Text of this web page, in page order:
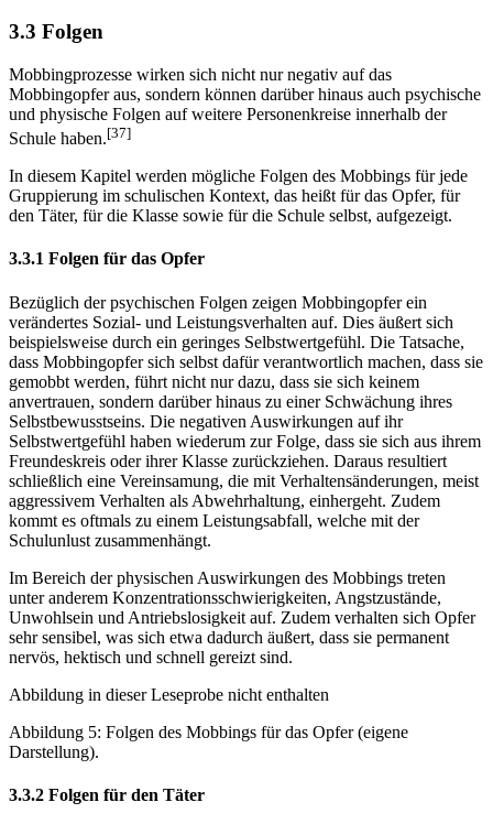
3.3 Folgen
Mobbingprozesse wirken sich nicht nur negativ auf das
Mobbingopfer aus, sondern können darüber hinaus auch psychische
und physische Folgen auf weitere Personenkreise innerhalb der
Schule haben.[37]
In diesem Kapitel werden mögliche Folgen des Mobbings für jede
Gruppierung im schulischen Kontext, das heißt für das Opfer, für
den Täter, für die Klasse sowie für die Schule selbst, aufgezeigt.
3.3.1 Folgen für das Opfer
Bezüglich der psychischen Folgen zeigen Mobbingopfer ein
verändertes Sozial- und Leistungsverhalten auf. Dies äußert sich
beispielsweise durch ein geringes Selbstwertgefühl. Die Tatsache,
dass Mobbingopfer sich selbst dafür verantwortlich machen, dass sie
gemobbt werden, führt nicht nur dazu, dass sie sich keinem
anvertrauen, sondern darüber hinaus zu einer Schwächung ihres
Selbstbewusstseins. Die negativen Auswirkungen auf ihr
Selbstwertgefühl haben wiederum zur Folge, dass sie sich aus ihrem
Freundeskreis oder ihrer Klasse zurückziehen. Daraus resultiert
schließlich eine Ver­einsamung, die mit Verhaltensänderungen, meist
aggressivem Verhalten als Abwehrhaltung, einhergeht. Zudem
kommt es oftmals zu einem Leistungsabfall, welche mit der
Schulunlust zusammenhängt.
Im Bereich der physischen Auswirkungen des Mobbings treten
unter anderem Konzentrationsschwierigkeiten, Angstzustände,
Unwohlsein und Antriebslosigkeit auf. Zudem verhalten sich Opfer
sehr sensibel, was sich etwa dadurch äußert, dass sie permanent
nervös, hektisch und schnell gereizt sind.
Abbildung in dieser Leseprobe nicht enthalten
Abbildung 5: Folgen des Mobbings für das Opfer (eigene
Darstellung).
3.3.2 Folgen für den Täter